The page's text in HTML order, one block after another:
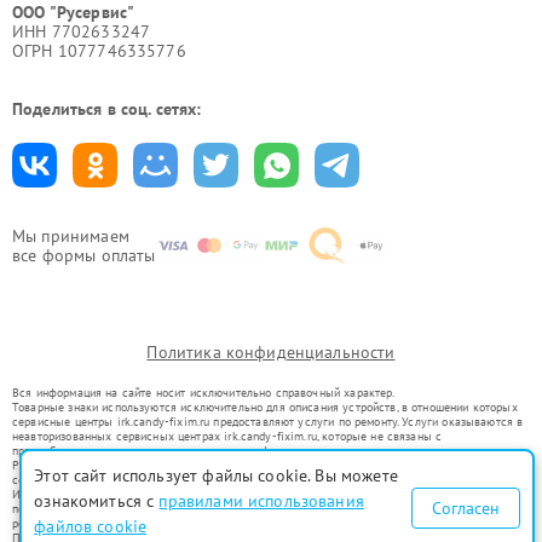
Мы принимаем
все формы оплаты
ООО "Русервис"
ИНН 7702633247
ОГРН 1077746335776
Поделиться в соц. сетях:
Политика конфиденциальности
Вся информация на сайте носит исключительно справочный характер.
Товарные знаки используются исключительно для описания устройств, в отношении которых
сервисные центры irk.candy-fixim.ru предоставляют услуги по ремонту. Услуги оказываются в
неавторизованных сервисных центрах irk.candy-fixim.ru, которые не связаны с
правообладателями товарных знаков или их официальными представителями.
Ремонт осуществляется для устройств, уже введенных в гражданский оборот в соответствии
со статьей 1487 ГК РФ.
Использование товарных знаков не преследует цели индивидуализации услуг или введения
потребителей в заблуждение, а служит для информирования о предоставляемых услугах по
ремонту техники указанных брендов.
Представленная на сайте информация не является публичной офертой, определяемой
Этот сайт использует файлы cookie. Вы можете
ознакомиться с правилами использования
файлов cookie
Согласен